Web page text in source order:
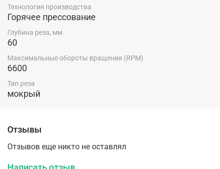
Технология производства
Горячее прессование
Глубина реза, мм
60
Максимальные обороты вращения (RPM)
6600
Тип реза
мокрый
Отзывы
Отзывов еще никто не оставлял